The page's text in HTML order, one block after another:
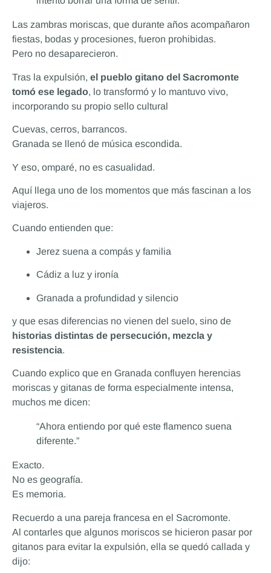
Las zambras moriscas, que durante años acompañaron
fiestas, bodas y procesiones, fueron prohibidas.
Pero no desaparecieron.
Tras la expulsión, el pueblo gitano del Sacromonte
tomó ese legado, lo transformó y lo mantuvo vivo,
incorporando su propio sello cultural
Cuevas, cerros, barrancos.
Granada se llenó de música escondida.
Y eso, omparé, no es casualidad.
Aquí llega uno de los momentos que más fascinan a los
viajeros.
Cuando entienden que:
Jerez suena a compás y familia
Cádiz a luz y ironía
Granada a profundidad y silencio
y que esas diferencias no vienen del suelo, sino de
historias distintas de persecución, mezcla y
resistencia.
Cuando explico que en Granada confluyen herencias
moriscas y gitanas de forma especialmente intensa,
muchos me dicen:
“Ahora entiendo por qué este flamenco suena
diferente.”
Exacto.
No es geografía.
Es memoria.
Recuerdo a una pareja francesa en el Sacromonte.
Al contarles que algunos moriscos se hicieron pasar por
gitanos para evitar la expulsión, ella se quedó callada y
dijo: